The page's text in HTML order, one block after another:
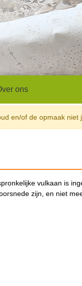
ons
en/of de opmaak niet
vulkaan is
zijn, en niet